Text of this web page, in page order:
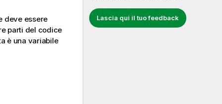
Lascia qui il tuo feedback
deve essere
parti del codice
è una variabile